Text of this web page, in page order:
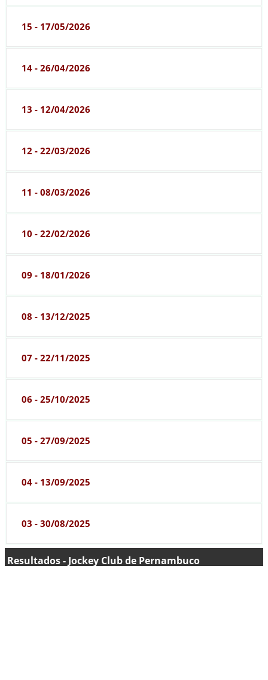
15 - 17/05/2026
14 - 26/04/2026
13 - 12/04/2026
12 - 22/03/2026
11 - 08/03/2026
10 - 22/02/2026
09 - 18/01/2026
08 - 13/12/2025
07 - 22/11/2025
06 - 25/10/2025
05 - 27/09/2025
04 - 13/09/2025
03 - 30/08/2025
Resultados - Jockey Club de Pernambuco